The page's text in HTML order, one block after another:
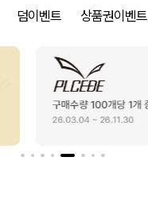
덤이벤트 상품권이벤트